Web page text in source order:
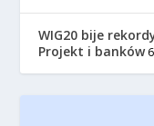
WIG20 bije
Projekt i banków